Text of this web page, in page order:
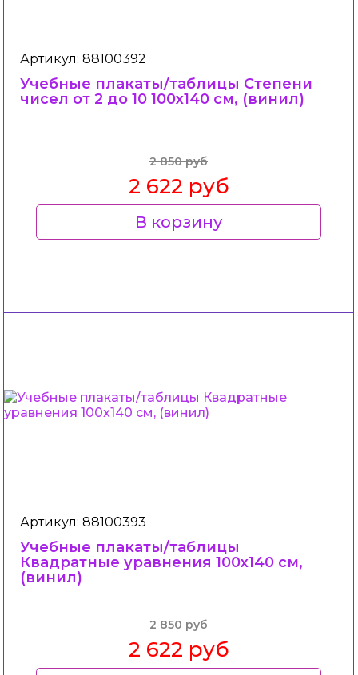
Артикул: 88100392
Учебные плакаты/таблицы Степени
чисел от 2 до 10 100x140 см, (винил)
2 850 руб
2 622 руб
В корзину
Артикул: 88100393
Учебные плакаты/таблицы
Квадратные уравнения 100x140 см,
(винил)
2 850 руб
2 622 руб